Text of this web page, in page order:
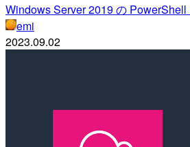
Windows Server 2019 の PowerShell
emi
2023.09.02